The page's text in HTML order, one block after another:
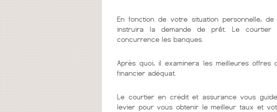
En fonction de votre situation personnelle,
instruira la demande de prêt. Le courtier
concurrence les banques.
Après quoi, il examinera les meilleures offres
financier adéquat.
Le courtier en crédit et assurance vous
levier pour vous obtenir le meilleur taux et